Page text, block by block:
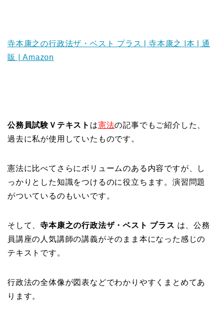
寺本康之の行政法ザ・ベスト プラス | 寺本康之 |本 | 通
販 | Amazon
公務員試験Ｖテキスト は憲法の記事でもご紹介した、
過去に私が使用していたものです。
憲法に比べてさらにボリュームのある内容ですが、し
っかりとした知識をつけるのに役立ちます。演習問題
がついているのもいいです。
そして、寺本康之の行政法ザ・ベスト プラス は、公務
員講座の人気講師の講義がそのまま本になった感じの
テキストです。
行政法の全体像が図表などでわかりやすくまとめてあ
ります。